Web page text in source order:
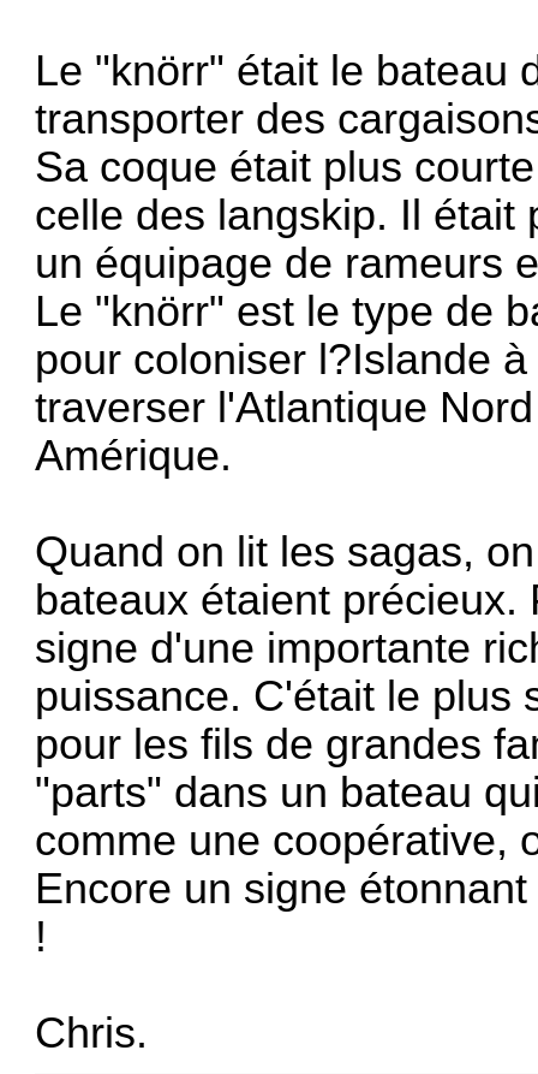
Le "knörr" était le bateau
transporter des
Sa coque était plus
celle des langskip. Il était
un équipage de rameurs
Le "knörr" est le type de
pour coloniser l?Islande
traverser l'Atlantique
Amérique.
Quand on lit les sagas,
bateaux étaient
signe d'une importante
puissance. C'était le plus
pour les fils de grandes
"parts" dans un bateau
comme une coopérative,
Encore un signe
!
Chris.